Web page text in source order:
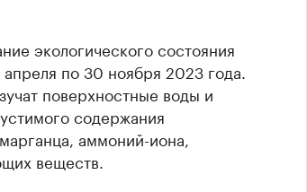
экологического состояния
по 30 ноября 2023 года.
поверхностные воды и
содержания
аммоний-иона,
веществ.